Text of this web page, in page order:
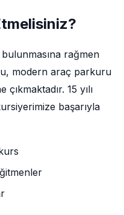
rağmen
modern araç parkuru
15 yılı
başarıyla